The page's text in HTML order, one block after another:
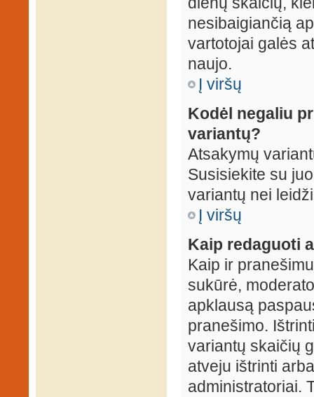
nesibaigiančią
vartotojai galės
naujo.
Į viršų
Kodėl negaliu
variantų?
Atsakymų
Susisiekite su
variantų nei
Į viršų
Kaip redaguoti
Kaip ir
sukūrė,
apklausą
pranešimo.
variantų skaičių
atveju ištrinti
administratoriai.